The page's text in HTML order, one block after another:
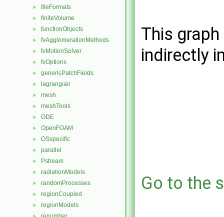
► fileFormats
► finiteVolume
► functionObjects
► fvAgglomerationMethods
► fvMotionSolver
► fvOptions
► genericPatchFields
► lagrangian
► mesh
► meshTools
► ODE
► OpenFOAM
► OSspecific
► parallel
► Pstream
► radiationModels
► randomProcesses
► regionCoupled
► regionModels
This
indirectly
Go to the